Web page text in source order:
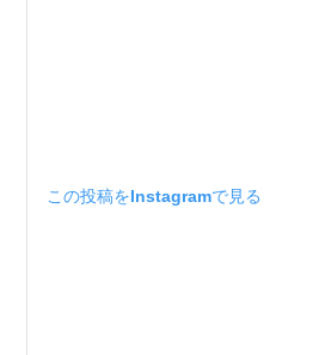
この投稿をInstagramで見る